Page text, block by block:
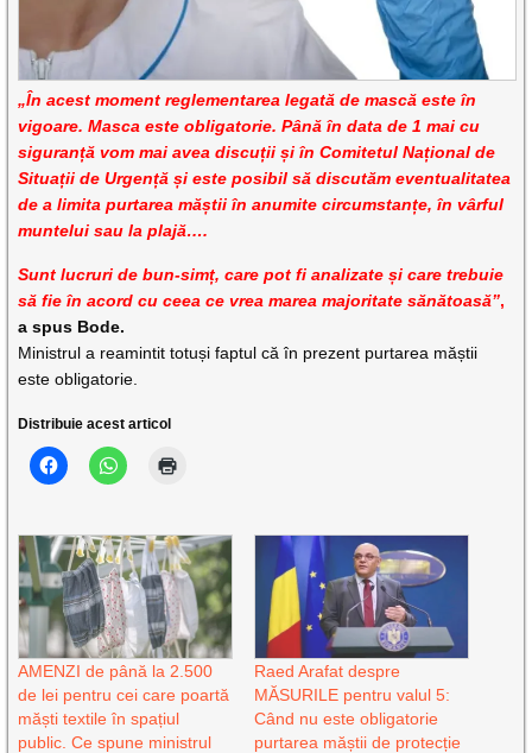
„În acest moment reglementarea legată de mască este în
vigoare. Masca este obligatorie. Până în data de 1 mai cu
siguranță vom mai avea discuții și în Comitetul Național de
Situații de Urgență și este posibil să discutăm eventualitatea
de a limita purtarea măștii în anumite circumstanțe, în vârful
muntelui sau la plajă….
Sunt lucruri de bun-simț, care pot fi analizate și care trebuie
să fie în acord cu ceea ce vrea marea majoritate sănătoasă”,
a spus Bode.
Ministrul a reamintit totuși faptul că în prezent purtarea măștii
este obligatorie.
Distribuie acest articol
AMENZI de până la 2.500
de lei pentru cei care poartă
măști textile în spațiul
public. Ce spune ministrul
Raed Arafat despre
MĂSURILE pentru valul 5:
Când nu este obligatorie
purtarea măștii de protecție